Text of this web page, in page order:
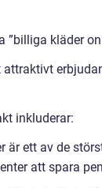
”billiga kläder
inkluderar:
ett av de
att spara